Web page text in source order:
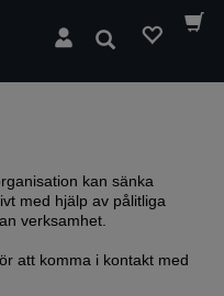
Sök
kan sänka
med hjälp av pålitliga
verksamhet.
att komma i kontakt med